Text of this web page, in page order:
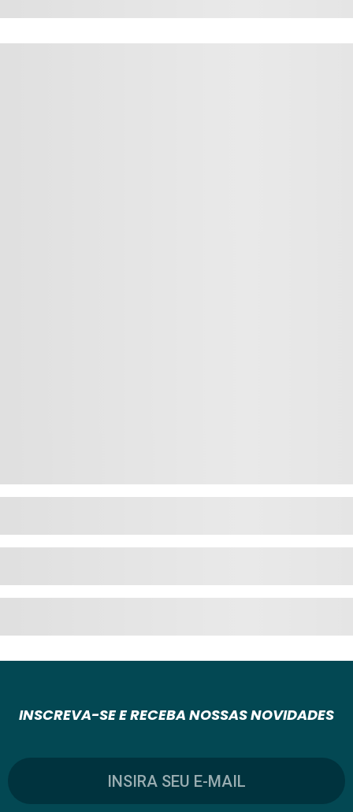
INSCREVA-SE E RECEBA NOSSAS NOVIDADES